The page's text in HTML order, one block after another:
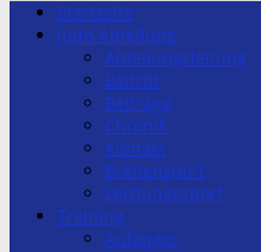
Startseite
Judo-Abteilung
Abteilungsleitung
Beitritt
Beiträge
Chronik
Kontakt
Breitensport
Leistungssport
Training
Anfänger